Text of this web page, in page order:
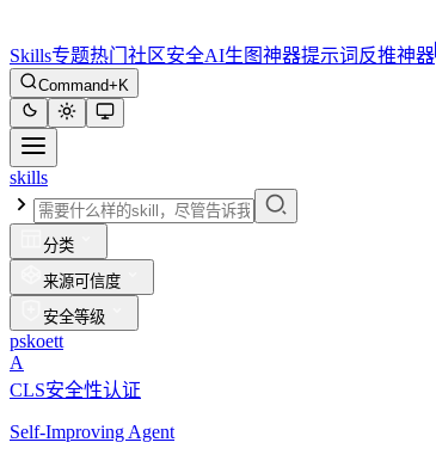
Skills专题热门 社区安全AI生图神器提示词反推神器
Command+K
skills
分类
来源可信度
安全等级
pskoett
A
CLS安全性认证
Self-Improving Agent